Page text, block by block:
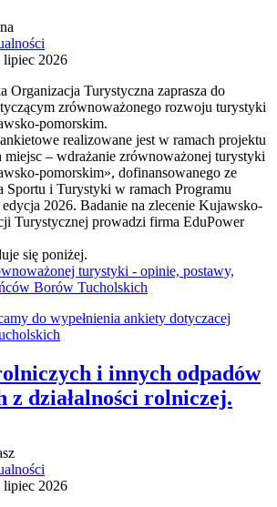
2026
Organizacja Turystyczna zaprasza do
zrównoważonego rozwoju turystyki
pomorskim.
realizowane jest w ramach projektu
miejsc – wdrażanie zrównoważonej turystyki
pomorskim», dofinansowanego ze
Sportu i Turystyki w ramach Programu
2026. Badanie na zlecenie Kujawsko-
Turystycznej prowadzi firma EduPower
się poniżej.
turystyki - opinie, postawy,
Borów Tucholskich
do wypełnienia ankiety dotyczacej
i innych odpadów
z działalności rolniczej.
2026